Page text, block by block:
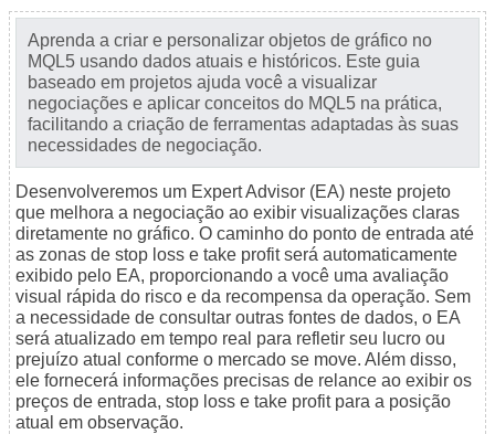
Aprenda a criar e personalizar objetos de gráfico no
MQL5 usando dados atuais e históricos. Este guia
baseado em projetos ajuda você a visualizar
negociações e aplicar conceitos do MQL5 na prática,
facilitando a criação de ferramentas adaptadas às suas
necessidades de negociação.
Desenvolveremos um Expert Advisor (EA) neste projeto
que melhora a negociação ao exibir visualizações claras
diretamente no gráfico. O caminho do ponto de entrada até
as zonas de stop loss e take profit será automaticamente
exibido pelo EA, proporcionando a você uma avaliação
visual rápida do risco e da recompensa da operação. Sem
a necessidade de consultar outras fontes de dados, o EA
será atualizado em tempo real para refletir seu lucro ou
prejuízo atual conforme o mercado se move. Além disso,
ele fornecerá informações precisas de relance ao exibir os
preços de entrada, stop loss e take profit para a posição
atual em observação.